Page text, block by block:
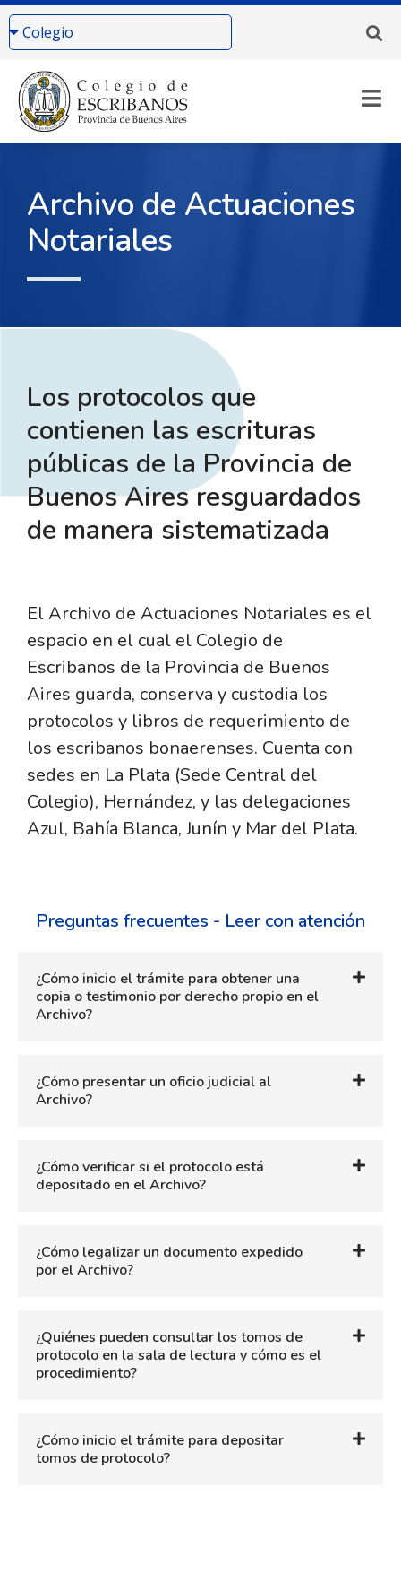
Archivo de Actuaciones
Notariales
Los protocolos que
contienen las escrituras
públicas de la Provincia de
Buenos Aires resguardados
de manera sistematizada​
El Archivo de Actuaciones Notariales es el
espacio en el cual el Colegio de
Escribanos de la Provincia de Buenos
Aires guarda, conserva y custodia los
protocolos y libros de requerimiento de
los escribanos bonaerenses. Cuenta con
sedes en La Plata (Sede Central del
Colegio), Hernández, y las delegaciones
Azul, Bahía Blanca, Junín y Mar del Plata​.
Preguntas frecuentes - Leer con atención
¿Cómo inicio el trámite para obtener una
copia o testimonio por derecho propio en el
Archivo?
¿Cómo presentar un oficio judicial al
Archivo?
¿Cómo verificar si el protocolo está
depositado en el Archivo?
¿Cómo legalizar un documento expedido
por el Archivo?
¿Quiénes pueden consultar los tomos de
protocolo en la sala de lectura y cómo es el
procedimiento?
¿Cómo inicio el trámite para depositar
tomos de protocolo?